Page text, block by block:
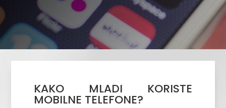
KAKO MLADI KORISTE
MOBILNE TELEFONE?